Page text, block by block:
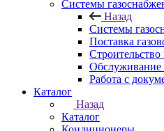
Системы
Назад
Системы
Поставка
Обслуживание
Работа с
Каталог
Назад
Каталог